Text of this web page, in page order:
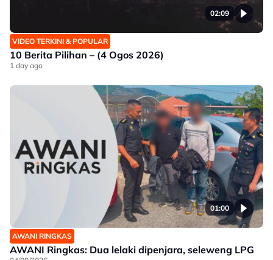
02:09
VIDEO TERKINI & POPULAR
10 Berita Pilihan – (4 Ogos 2026)
1 day ago
01:00
AWANI RINGKAS
AWANI Ringkas: Dua lelaki dipenjara, seleweng LPG